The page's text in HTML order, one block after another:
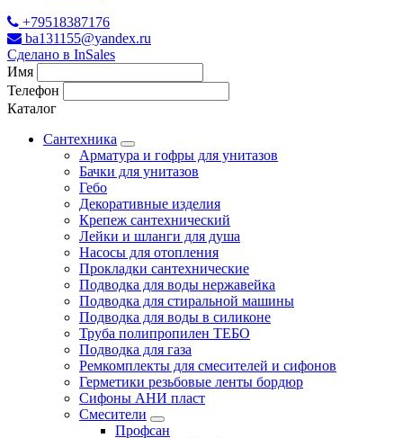
+79518387176
ba131155@yandex.ru
Сделано в InSales
Имя
Телефон
Каталог
Сантехника
Арматура и гофры для унитазов
Бачки для унитазов
Гебо
Декоративные изделия
Крепеж сантехнический
Лейки и шланги для душа
Насосы для отопления
Прокладки сантехнические
Подводка для воды нержавейка
Подводка для стиральной машины
Подводка для воды в силиконе
Труба полипропилен ТЕБО
Подводка для газа
Ремкомплекты для смесителей и сифонов
Герметики резьбовые ленты бордюр
Сифоны АНИ пласт
Смесители
Профсан